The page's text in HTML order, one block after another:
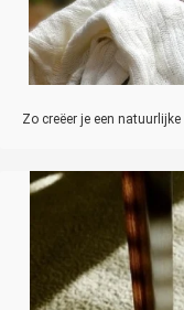
Zo creëer je een